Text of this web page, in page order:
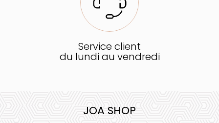
Service client
du lundi au vendredi
JOA SHOP